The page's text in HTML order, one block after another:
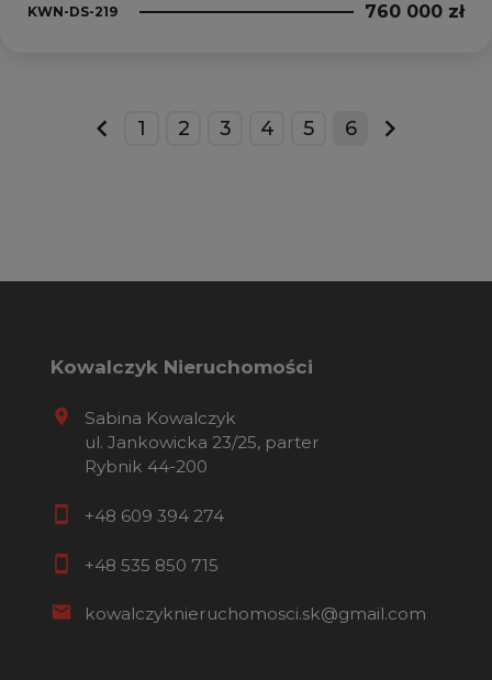
KWN-DS-219 760 000 zł
prev
1 2 3 4 5 6
next
Kowalczyk Nieruchomości
Sabina Kowalczyk
ul. Jankowicka 23/25, parter
Rybnik 44-200
+48 609 394 274
+48 535 850 715
kowalczyknieruchomosci.sk@gmail.com